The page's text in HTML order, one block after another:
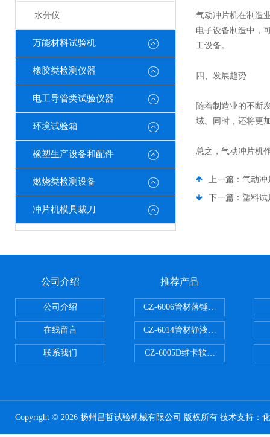
水分仪
万能材料试验机
橡胶类检测仪器
电工导管类试验仪器
环境试验箱
橡塑生产设备和配件
燃烧类检测设备
冲片机模具裁刀
气动冲片机在制造
电子设备制造中，
工设备。
四、发展趋势
随着制造业的不断
域。同时，还将更
总之，气动冲片机
上一篇： 气动冲
下一篇： 塑料试
公司介绍
公司介绍
在线留言
联系我们
推荐产品
CZ-6006管材落锤冲击试验机
CZ-6014管材静液压爆破试验机
CZ-6005D维卡软化点温度测定仪
Copyright © 2026 扬州昌哲试验机械有限公司 版权所有 技术支持：